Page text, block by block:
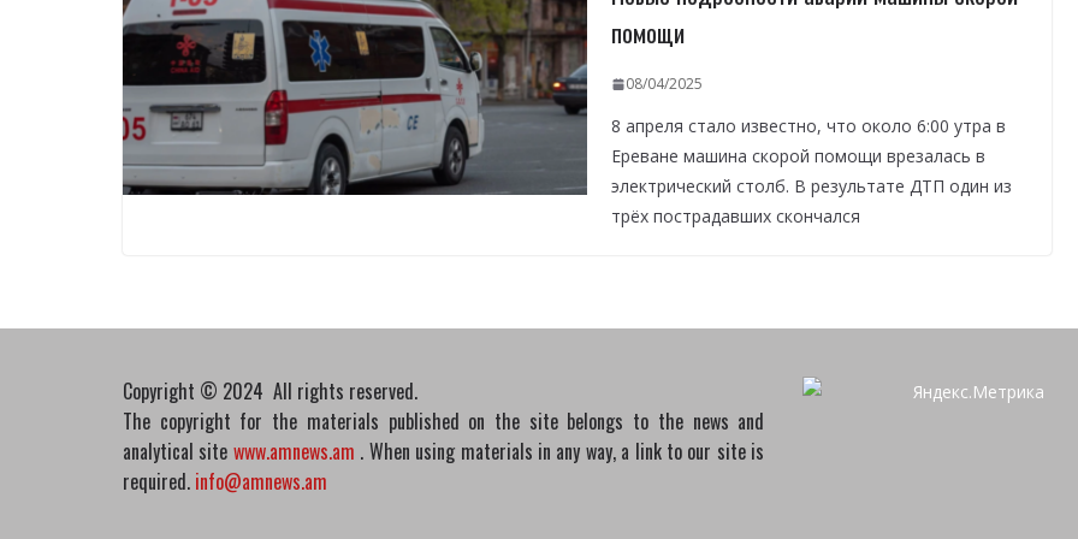
помощи
08/04/2025
8 апреля стало известно, что около 6:00 утра в
Ереване машина скорой помощи врезалась в
электрический столб. В результате ДТП один из
трёх пострадавших скончался
Copyright © 2024 All rights reserved.
The copyright for the materials published on the site belongs to the news and
analytical site www.amnews.am . When using materials in any way, a link to our site is
required. info@amnews.am